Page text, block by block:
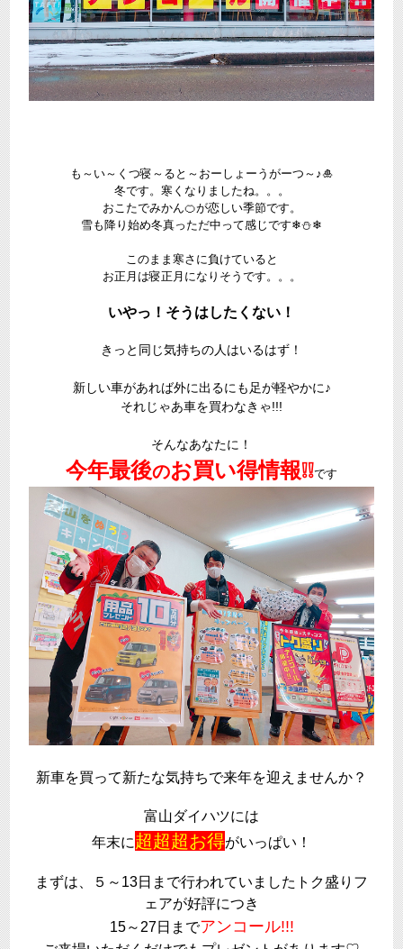
も～い～くつ寝～ると～おーしょーうがーつ～♪🎍
冬です。寒くなりましたね。。。
おこたでみかん🍊が恋しい季節です。
雪も降り始め冬真っただ中って感じです❄⛄❄
このまま寒さに負けていると
お正月は寝正月になりそうです。。。
いやっ！そうはしたくない！
きっと同じ気持ちの人はいるはず！
新しい車があれば外に出るにも足が軽やかに♪
それじゃあ車を買わなきゃ!!!
そんなあなたに！
今年最後のお買い得情報❕❕です
新車を買って新たな気持ちで来年を迎えませんか？
富山ダイハツには
年末に超超超お得がいっぱい！
まずは、５～13日まで行われていましたトク盛りフ
ェアが好評につき
15～27日までアンコール!!!